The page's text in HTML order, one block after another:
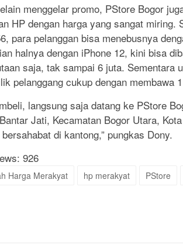
menggelar promo, PStore Bogor
HP dengan harga yang sangat miring.
para pelanggan bisa menebusnya
halnya dengan iPhone 12, kini bisa
saja, tak sampai 6 juta. Sementara
pelanggang cukup dengan membawa
langsung saja datang ke PStore
Jati, Kecamatan Bogor Utara,
di kantong,” pungkas Dony.
926
Harga Merakyat hp merakyat PStore